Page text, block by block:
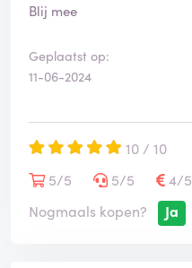
Blij mee
Geplaatst op:
11-06-2024
10 / 10
5/5
5/5 4/5
Nogmaals kopen?
Ja